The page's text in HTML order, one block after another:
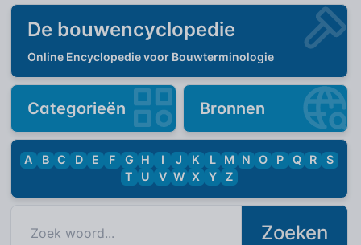
De bouwencyclopedie
Online Encyclopedie voor Bouwterminologie
Categorieën Bronnen
A B C D E F G H I J K L M N O P Q R
S
T
U V W X Y Z
Zoeken